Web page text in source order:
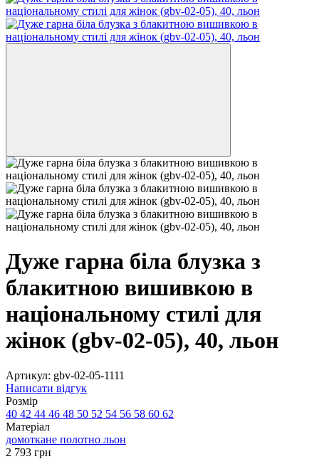
Дуже гарна біла блузка з
блакитною вишивкою в
національному стилі для
жінок (gbv-02-05), 40, льон
Артикул: gbv-02-05-1111
Написати відгук
Розмір
40 42 44 46 48 50 52 54 56 58 60 62
Матеріал
домоткане полотно льон
2 793 грн